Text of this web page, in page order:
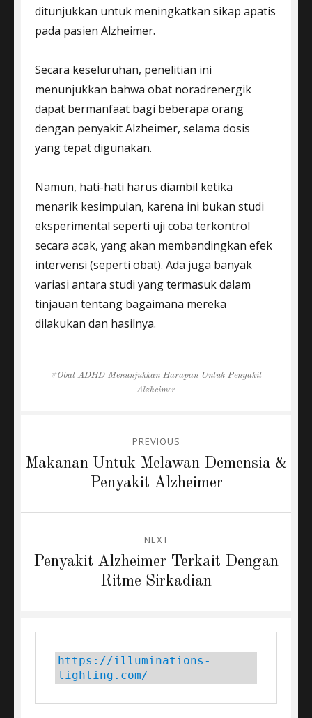
ditunjukkan untuk meningkatkan sikap apatis
pada pasien Alzheimer.
Secara keseluruhan, penelitian ini
menunjukkan bahwa obat noradrenergik
dapat bermanfaat bagi beberapa orang
dengan penyakit Alzheimer, selama dosis
yang tepat digunakan.
Namun, hati-hati harus diambil ketika
menarik kesimpulan, karena ini bukan studi
eksperimental seperti uji coba terkontrol
secara acak, yang akan membandingkan efek
intervensi (seperti obat). Ada juga banyak
variasi antara studi yang termasuk dalam
tinjauan tentang bagaimana mereka
dilakukan dan hasilnya.
Tags
Obat ADHD Menunjukkan Harapan Untuk Penyakit
Alzheimer
navigation
PREVIOUS
Previous
Makanan Untuk Melawan Demensia &
Penyakit Alzheimer
NEXT
Next
Penyakit Alzheimer Terkait Dengan
Ritme Sirkadian
https://illuminations-
lighting.com/